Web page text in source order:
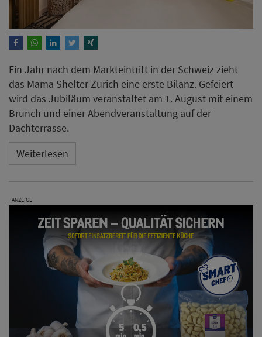
Ein Jahr nach dem Markteintritt in der Schweiz zieht
das Mama Shelter Zurich eine erste Bilanz. Gefeiert
wird das Jubiläum veranstaltet am 1. August mit einem
Brunch und einer Abendveranstaltung auf der
Dachterrasse.
Weiterlesen
ANZEIGE